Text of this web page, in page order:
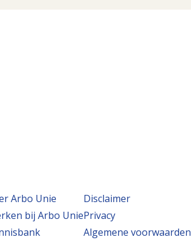
Arbo Unie
bij Arbo Unie
Disclaimer
Privacy
Algemene voorwaarden